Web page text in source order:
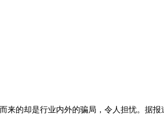
的却是行业内外的骗局，令人担忧。据报